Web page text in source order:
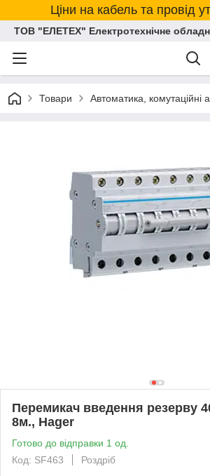
Ціни на кабель та провід
ТОВ "ЕЛЕТЕХ" Електротехнічне
Товари Автоматика, комутаційні
Перемикач введення резерву
8м., Hager
Готово до відправки 1 од.
Код: SF463
Роздріб